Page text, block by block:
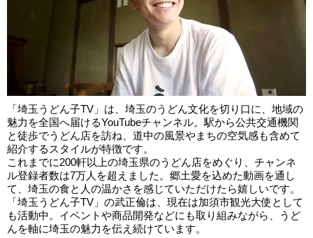
「埼玉うどん子TV」は、埼玉のうどん文化を切り口に、地域の
魅力を全国へ届けるYouTubeチャンネル。駅から公共交通機関
と徒歩でうどん店を訪ね、道中の風景やまちの空気感も含めて
紹介するスタイルが特徴です。
これまでに200軒以上の埼玉県のうどん店をめぐり、チャンネ
ル登録者数は7万人を超えました。郷土愛を込めた動画を通し
て、埼玉の食と人の温かさを感じていただけたら嬉しいです。
「埼玉うどん子TV」の武正倫は、現在は加須市観光大使として
も活動中。イベントや商品開発などにも取り組みながら、うど
んを軸に埼玉の魅力を伝え続けています。